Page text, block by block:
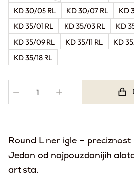
KD 30/05 RL
KD 30/07 RL KD
KD 35/01 RL
KD 35/03 RL KD
KD 35/09 RL
KD 35/11 RL KD
KD 35/18 RL
Round Liner igle – preciznost
Jedan od najpouzdanijih
artista.